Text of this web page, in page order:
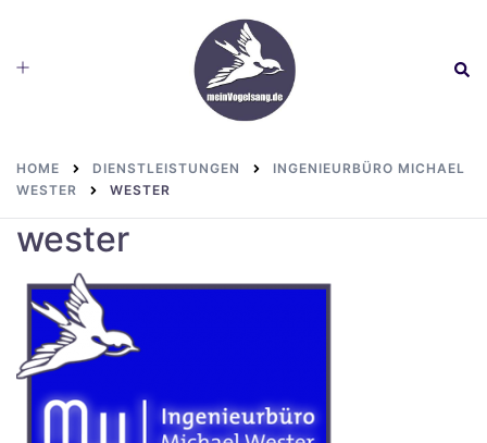
content
Toggle
HOME DIENSTLEISTUNGEN
INGENIEURBÜRO MICHAEL
WESTER
WESTER
wester